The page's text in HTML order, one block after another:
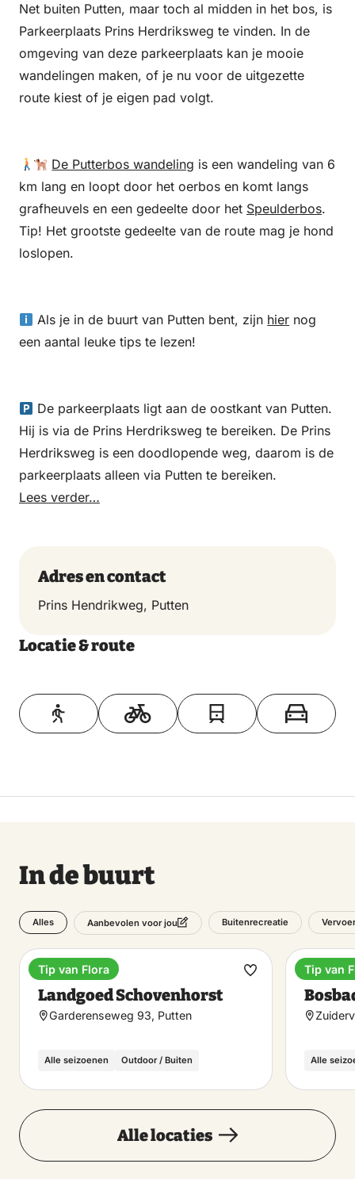
Net buiten Putten, maar toch al midden in het bos, is
Parkeerplaats Prins Herdriksweg te vinden. In de
omgeving van deze parkeerplaats kan je mooie
wandelingen maken, of je nu voor de uitgezette
route kiest of je eigen pad volgt.
De Putterbos wandeling is een wandeling van 6
km lang en loopt door het oerbos en komt langs
grafheuvels en een gedeelte door het Speulderbos.
Tip! Het grootste gedeelte van de route mag je hond
loslopen.
Als je in de buurt van Putten bent, zijn hier nog
een aantal leuke tips te lezen!
De parkeerplaats ligt aan de oostkant van Putten.
Hij is via de Prins Herdriksweg te bereiken. De Prins
Herdriksweg is een doodlopende weg, daarom is de
parkeerplaats alleen via Putten te bereiken.
Lees verder…
Adres en contact
Prins Hendrikweg, Putten
Locatie & route
Toon op kaart
In de buurt
Alles Aanbevolen voor jou Buitenrecreatie Vervoer
Landgoed
Landgoed Schovenhorst
Garderenseweg 93, Putten
Alle seizoenen Outdoor / Buiten
Tip van Flora
Maak
Alle
Tip van
Alle locaties